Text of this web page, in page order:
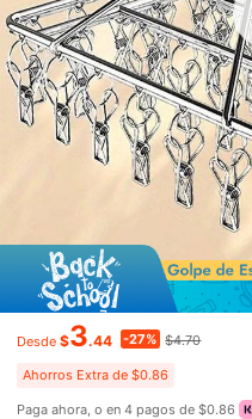
Desde $3.44 -27% $4.70
Ahorros Extra de $0.86
Paga ahora, o en 4 pagos de $0.86